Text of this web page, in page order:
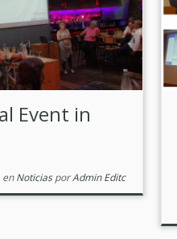
Event in
NoticiasporAdmin Editc